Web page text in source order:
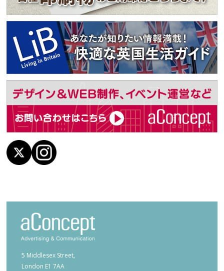
5 Middlesex Street,
London E1 7AA